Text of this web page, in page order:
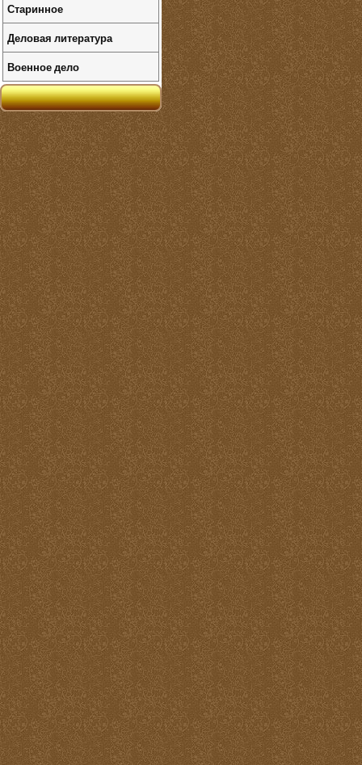
Старинное
Деловая литература
Военное дело